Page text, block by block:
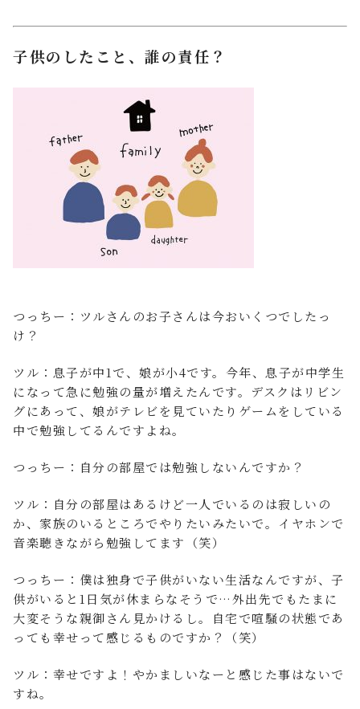
子供のしたこと、誰の責任？
つっちー：ツルさんのお子さんは今おいくつでしたっ
け？
ツル：息子が中1で、娘が小4です。今年、息子が中学生
になって急に勉強の量が増えたんです。デスクはリビン
グにあって、娘がテレビを見ていたりゲームをしている
中で勉強してるんですよね。
つっちー：自分の部屋では勉強しないんですか？
ツル：自分の部屋はあるけど一人でいるのは寂しいの
か、家族のいるところでやりたいみたいで。イヤホンで
音楽聴きながら勉強してます（笑）
つっちー：僕は独身で子供がいない生活なんですが、子
供がいると1日気が休まらなそうで…外出先でもたまに
大変そうな親御さん見かけるし。自宅で喧騒の状態であ
っても幸せって感じるものですか？（笑）
ツル：幸せですよ！やかましいなーと感じた事はないで
すね。